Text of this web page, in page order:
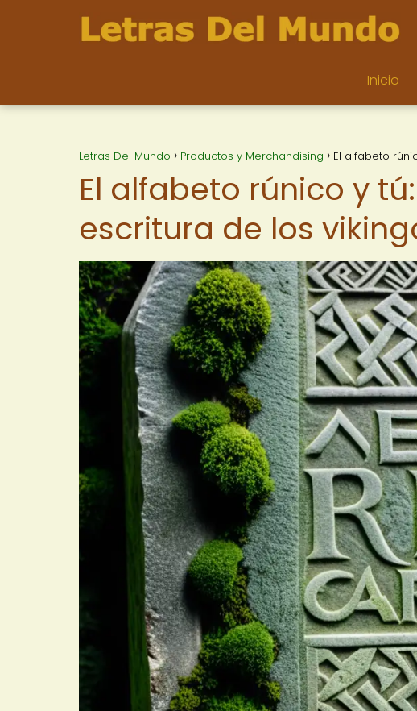
Inicio
Letras Del Mundo Productos y Merchandising El alfabeto
El alfabeto rúnico y
escritura de los